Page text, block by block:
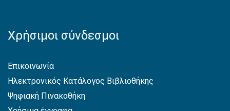
Χρήσιμοι σύνδεσμοι
Επικοινωνία
Ηλεκτρονικός Κατάλογος Βιβλιοθήκης
Ψηφιακή Πινακοθήκη